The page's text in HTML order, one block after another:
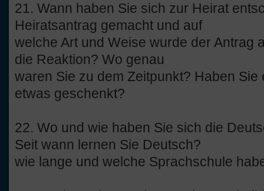
21. Wann haben Sie sich zur Heirat
Heiratsantrag gemacht und auf
welche Art und Weise wurde der Antrag
die Reaktion? Wo genau
waren Sie zu dem Zeitpunkt? Haben Sie
etwas geschenkt?
22. Wo und wie haben Sie sich die
Seit wann lernen Sie Deutsch?
wie lange und welche Sprachschule